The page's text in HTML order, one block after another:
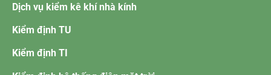
Dịch vụ kiểm kê khí nhà kính
Kiểm định TU
Kiểm định TI